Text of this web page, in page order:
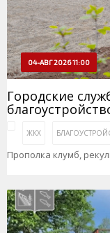
04-АВГ 2026 11:00
Городские
ЖКХ
Прополка клумб,